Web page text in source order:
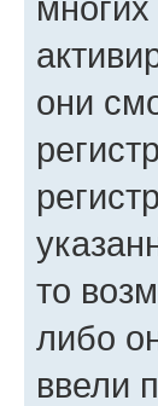
они
то
либо
ввели